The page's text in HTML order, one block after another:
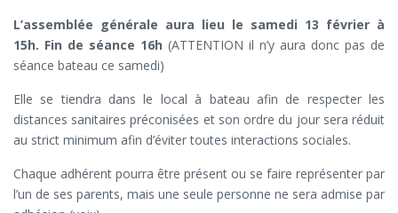
L’assemblée générale aura lieu le samedi 13 février à
15h. Fin de séance 16h (ATTENTION il n’y aura donc pas de
séance bateau ce samedi)
Elle se tiendra dans le local à bateau afin de respecter les
distances sanitaires préconisées et son ordre du jour sera réduit
au strict minimum afin d’éviter toutes interactions sociales.
Chaque adhérent pourra être présent ou se faire représenter par
l’un de ses parents, mais une seule personne ne sera admise par